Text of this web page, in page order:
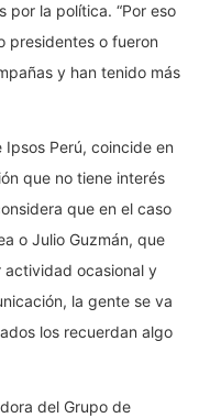
por la política. “Por eso
presidentes o fueron
y han tenido más
Perú, coincide en
que no tiene interés
que en el caso
o Julio Guzmán, que
actividad ocasional y
la gente se va
los recuerdan algo
del Grupo de